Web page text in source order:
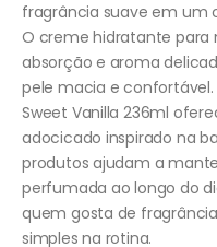
fragrância suave em um
O creme hidratante para
absorção e aroma
pele macia e confortável.
Sweet Vanilla 236ml
adocicado inspirado na
produtos ajudam a
perfumada ao longo do
quem gosta de
simples na rotina.